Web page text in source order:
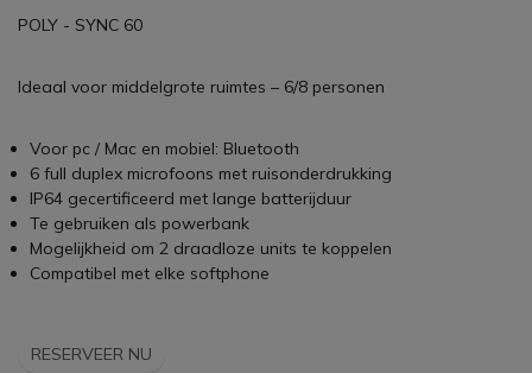
POLY - SYNC 60
Ideaal voor middelgrote ruimtes – 6/8 personen
Voor pc / Mac en mobiel: Bluetooth
6 full duplex microfoons met ruisonderdrukking
IP64 gecertificeerd met lange batterijduur
Te gebruiken als powerbank
Mogelijkheid om 2 draadloze units te koppelen
Compatibel met elke softphone
RESERVEER NU